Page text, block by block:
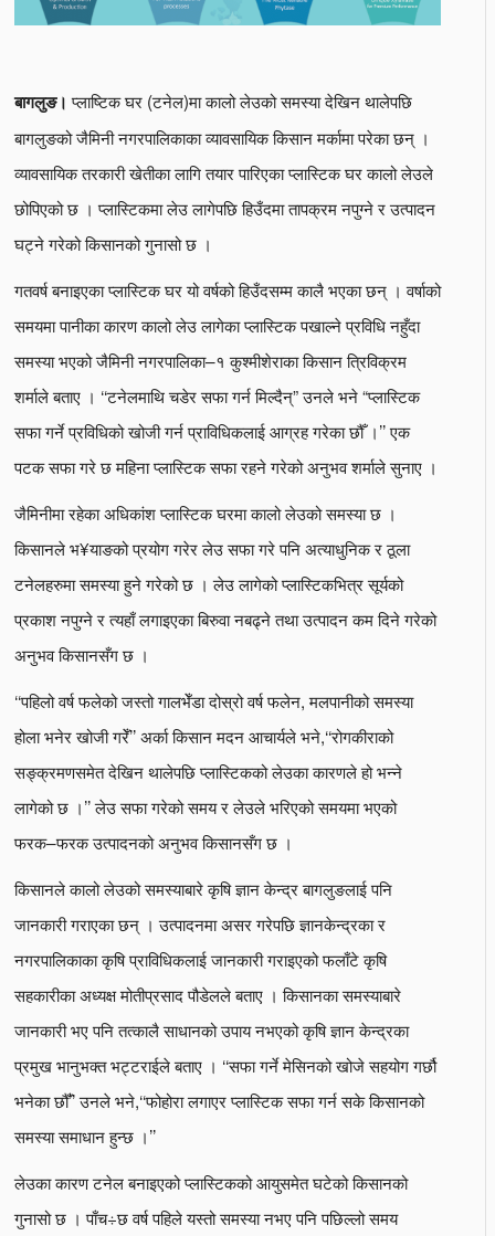
बागलुङ। प्लाष्टिक घर (टनेल)मा कालो लेउको समस्या देखिन थालेपछि
बागलुङको जैमिनी नगरपालिकाका व्यावसायिक किसान मर्कामा परेका छन् ।
व्यावसायिक तरकारी खेतीका लागि तयार पारिएका प्लास्टिक घर कालो लेउले
छोपिएको छ । प्लास्टिकमा लेउ लागेपछि हिउँदमा तापक्रम नपुग्ने र उत्पादन
घट्ने गरेको किसानको गुनासो छ ।
गतवर्ष बनाइएका प्लास्टिक घर यो वर्षको हिउँदसम्म कालै भएका छन् । वर्षाको
समयमा पानीका कारण कालो लेउ लागेका प्लास्टिक पखाल्ने प्रविधि नहुँदा
समस्या भएको जैमिनी नगरपालिका–१ कुश्मीशेराका किसान त्रिविक्रम
शर्माले बताए । ‘‘टनेलमाथि चडेर सफा गर्न मिल्दैन्” उनले भने “प्लास्टिक
सफा गर्ने प्रविधिको खोजी गर्न प्राविधिकलाई आग्रह गरेका छौँ ।’’ एक
पटक सफा गरे छ महिना प्लास्टिक सफा रहने गरेको अनुभव शर्माले सुनाए ।
जैमिनीमा रहेका अधिकांश प्लास्टिक घरमा कालो लेउको समस्या छ ।
किसानले भ¥याङको प्रयोग गरेर लेउ सफा गरे पनि अत्याधुनिक र ठूला
टनेलहरुमा समस्या हुने गरेको छ । लेउ लागेको प्लास्टिकभित्र सूर्यको
प्रकाश नपुग्ने र त्यहाँ लगाइएका बिरुवा नबढ्ने तथा उत्पादन कम दिने गरेको
अनुभव किसानसँग छ ।
‘‘पहिलो वर्ष फलेको जस्तो गालभेँडा दोस्रो वर्ष फलेन, मलपानीको समस्या
होला भनेर खोजी गरेँ’’ अर्का किसान मदन आचार्यले भने,‘‘रोगकीराको
सङ्क्रमणसमेत देखिन थालेपछि प्लास्टिकको लेउका कारणले हो भन्ने
लागेको छ ।’’ लेउ सफा गरेको समय र लेउले भरिएको समयमा भएको
फरक–फरक उत्पादनको अनुभव किसानसँग छ ।
किसानले कालो लेउको समस्याबारे कृषि ज्ञान केन्द्र बागलुङलाई पनि
जानकारी गराएका छन् । उत्पादनमा असर गरेपछि ज्ञानकेन्द्रका र
नगरपालिकाका कृषि प्राविधिकलाई जानकारी गराइएको फलाँटे कृषि
सहकारीका अध्यक्ष मोतीप्रसाद पौडेलले बताए । किसानका समस्याबारे
जानकारी भए पनि तत्कालै साधानको उपाय नभएको कृषि ज्ञान केन्द्रका
प्रमुख भानुभक्त भट्टराईले बताए । ‘‘सफा गर्ने मेसिनको खोजे सहयोग गर्छौ
भनेका छौँ’’ उनले भने,‘‘फोहोरा लगाएर प्लास्टिक सफा गर्न सके किसानको
समस्या समाधान हुन्छ ।’’
लेउका कारण टनेल बनाइएको प्लास्टिकको आयुसमेत घटेको किसानको
गुनासो छ । पाँच÷छ वर्ष पहिले यस्तो समस्या नभए पनि पछिल्लो समय